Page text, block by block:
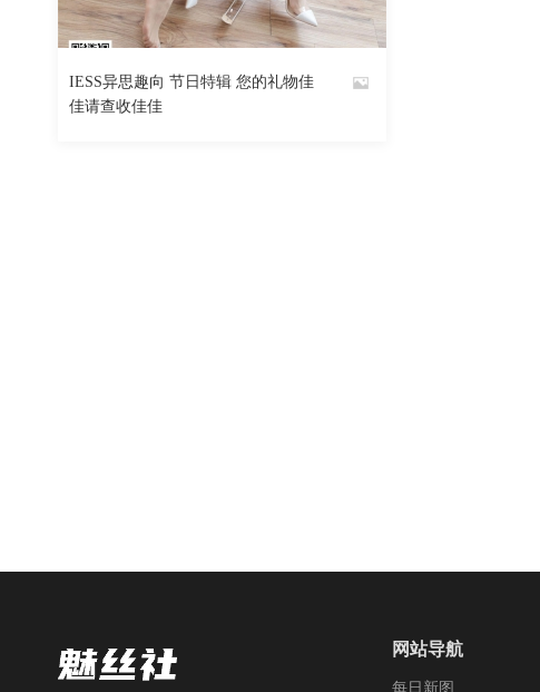
By
IESS异思趣向 节日特辑 您的礼物佳
佳请查收佳佳
网站导航
每日新图